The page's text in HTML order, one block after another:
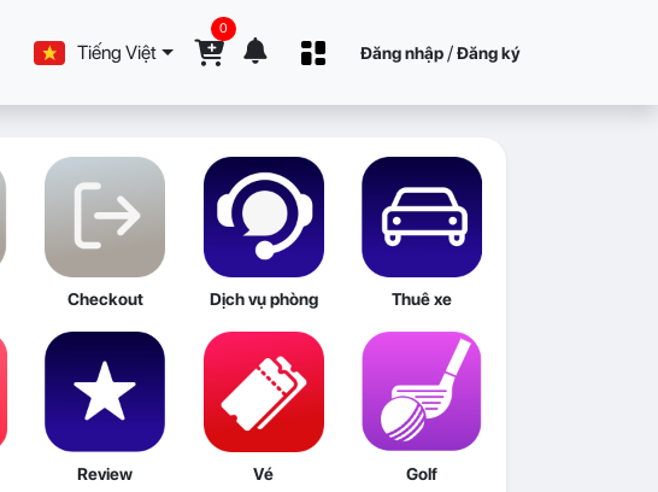
Tiếng Việt
0
Đăng nhập /Đăng ký
Checkout Dịch vụ phòng Thuê xe
Review Vé Golf